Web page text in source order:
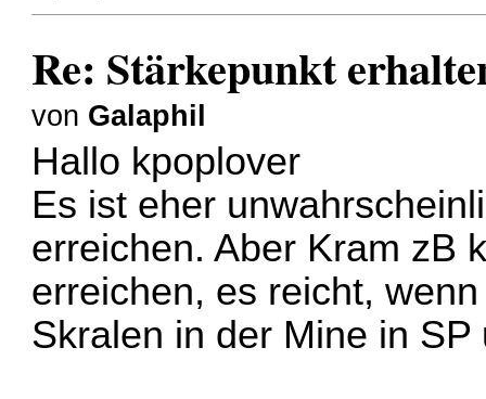
Re: Stärkepunkt
von Galaphil
Hallo kpoplover
Es ist eher
erreichen. Aber Kram zB
erreichen, es reicht,
Skralen in der Mine in SP